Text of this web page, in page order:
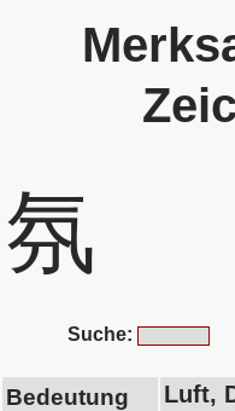
氛
Suche:
Bedeutung Luft,